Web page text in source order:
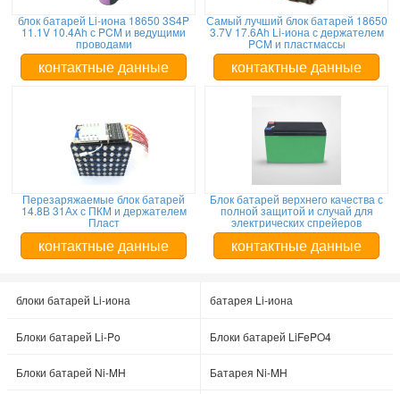
блок батарей Li-иона 18650 3S4P
11.1V 10.4Ah с PCM и ведущими
проводами
контактные данные
Самый лучший блок батарей 18650
3.7V 17.6Ah Li-иона с держателем
PCM и пластмассы
контактные данные
Перезаряжаемые блок батарей
14.8В 31Ах с ПКМ и держателем
Пласт
контактные данные
Блок батарей верхнего качества с
полной защитой и случай для
электрических спрейеров
контактные данные
блоки батарей Li-иона батарея Li-иона
Блоки батарей Li-Po Блоки батарей LiFePO4
Блоки батарей Ni-MH Батарея Ni-MH